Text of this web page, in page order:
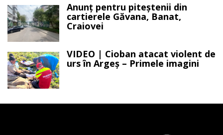
Anunț pentru piteștenii din
cartierele Găvana, Banat,
Craiovei
VIDEO | Cioban atacat violent de
urs în Argeș – Primele imagini